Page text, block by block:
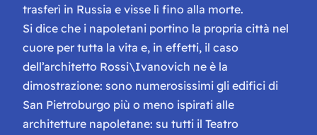
trasferì in Russia e visse lì fino alla morte.
Si dice che i napoletani portino la propria città nel
cuore per tutta la vita e, in effetti, il caso
dell’architetto Rossi\Ivanovich ne è la
dimostrazione: sono numerosissimi gli edifici di
San Pietroburgo più o meno ispirati alle
architetture napoletane: su tutti il Teatro